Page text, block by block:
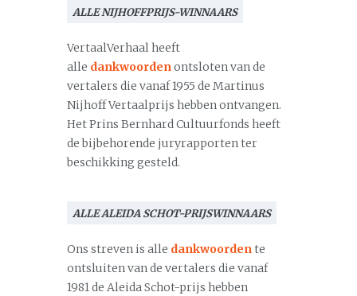
ALLE NIJHOFFPRIJS-WINNAARS
VertaalVerhaal heeft
alle dankwoordenontsloten van de
vertalers die vanaf 1955 de Martinus
Nijhoff Vertaalprijs hebben ontvangen.
Het Prins Bernhard Cultuurfonds heeft
de bijbehorende juryrapporten ter
beschikking gesteld.
ALLE ALEIDA SCHOT-PRIJSWINNAARS
Ons streven is alle dankwoordente
ontsluiten van de vertalers die vanaf
1981 de Aleida Schot-prijs hebben